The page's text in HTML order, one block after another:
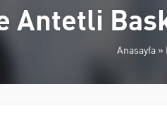
Antetli
Anasayfa»